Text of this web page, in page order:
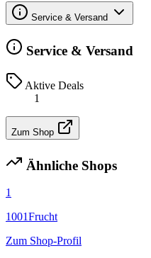
Service & Versand
Service & Versand
Aktive Deals
1
Zum Shop
Ähnliche Shops
1
1001Frucht
Zum Shop-Profil